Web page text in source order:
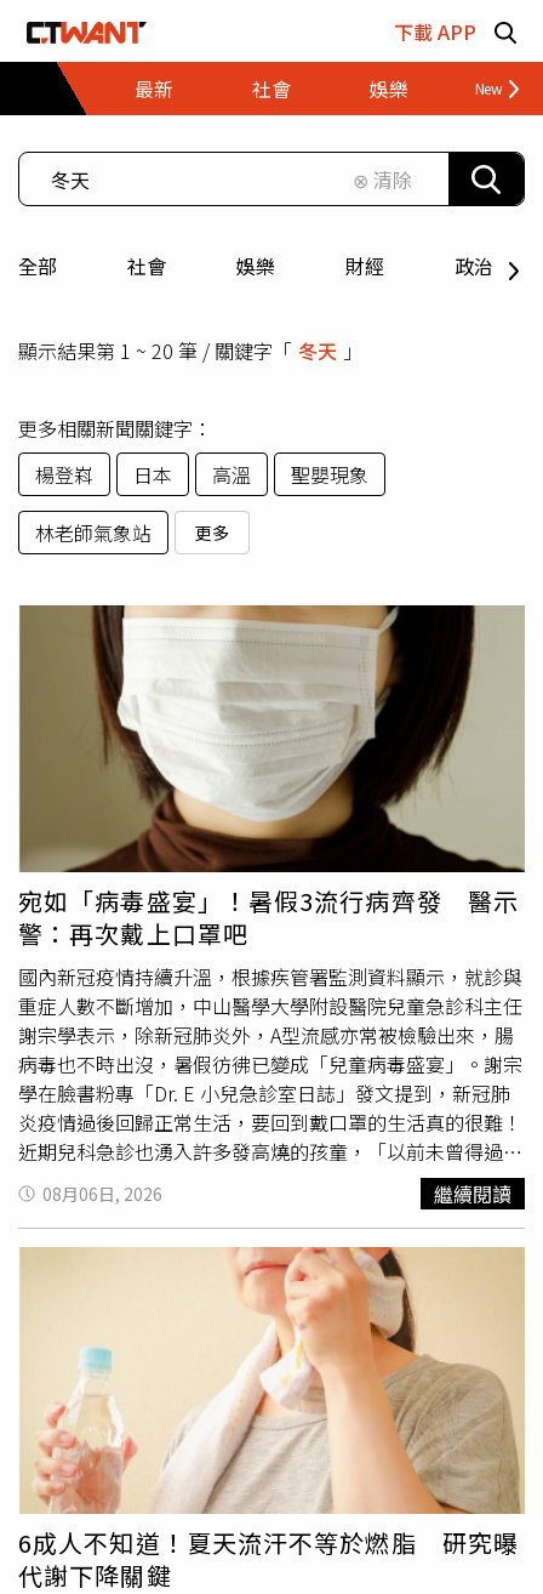
下載 APP
最新
社會 娛樂 財經
⊗ 清除
全部 社會 娛樂 財經 政治
顯示結果第 1 ~ 20 筆 / 關鍵字「 冬天 」
更多相關新聞關鍵字：
楊登嵙
日本 高溫
聖嬰現象
林老師氣象站
更多
宛如「病毒盛宴」！暑假3流行病齊發 醫示
警：再次戴上口罩吧
國內新冠疫情持續升溫，根據疾管署監測資料顯示，就診與
重症人數不斷增加，中山醫學大學附設醫院兒童急診科主任
謝宗學表示，除新冠肺炎外，A型流感亦常被檢驗出來，腸
病毒也不時出沒，暑假彷彿已變成「兒童病毒盛宴」。謝宗
學在臉書粉專「Dr. E 小兒急診室日誌」發文提到，新冠肺
炎疫情過後回歸正常生活，要回到戴口罩的生活真的很難！
近期兒科急診也湧入許多發高燒的孩童，「以前未曾得過新
冠肺炎，即使沒有任何除發燒以外的症狀，檢驗報告一樣顯
示新冠肺炎陽性。」謝宗學表示除了新冠肺炎外，A型流感
亦常被檢驗出來，腸病毒也不時出沒，這個暑假彷彿變成
「兒童病毒盛宴」。他也指出新冠肺炎疫情打亂了病毒季節
盛行的流感和新冠肺炎，現在夏天依然
可以造成流行，已經沒有明顯的季節區隔。謝宗學提醒民
眾，前往人流擁擠、通風不良的地方時建議戴上口罩，「新
冠肺炎和流感發生嚴重併發症的機率還是比普通感冒高很
多，特別是流感，即使有使用抗病毒藥物，依然可能出現嚴
重併發症。」此外，由於下一季度的流感疫苗10月才會開
打，謝宗學提到去年接種的流感疫苗效果已經大幅衰減，此
時只有預防染病，才是避免病毒危害健康的最佳方法！「所
以再次戴上口罩吧！只要有當年疫情時的堅持，不管是新冠
肺炎還是流感，流行將很快受到控制。」
08月06日, 2026 繼續閱讀
6成人不知道！夏天流汗不等於燃脂 研究曝
代謝下降關鍵